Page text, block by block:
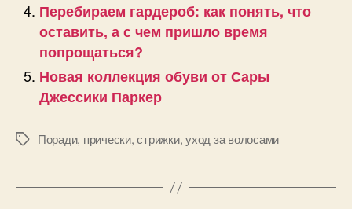
Перебираем гардероб: как понять, что
оставить, а с чем пришло время
попрощаться?
Новая коллекция обуви от Сары
Джессики Паркер
Позначки
Поради, прически,стрижки,уход за волосами